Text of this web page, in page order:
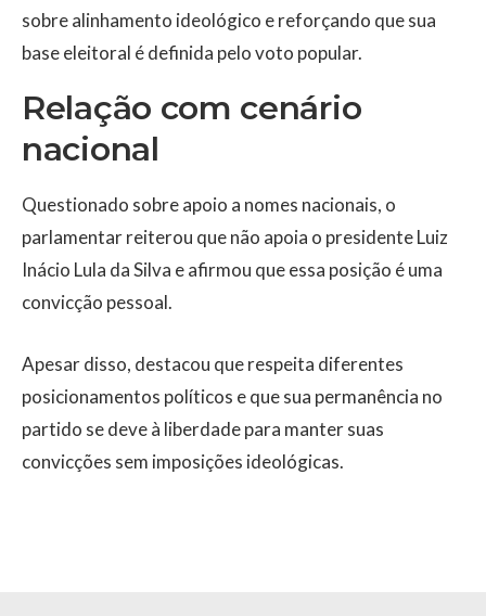
sobre alinhamento ideológico e reforçando que sua
base eleitoral é definida pelo voto popular.
Relação com cenário
nacional
Questionado sobre apoio a nomes nacionais, o
parlamentar reiterou que não apoia o presidenteLuiz
Inácio Lula da Silva e afirmou que essa posição é uma
convicção pessoal.
Apesar disso, destacou que respeita diferentes
posicionamentos políticos e que sua permanência no
partido se deve à liberdade para manter suas
convicções sem imposições ideológicas.